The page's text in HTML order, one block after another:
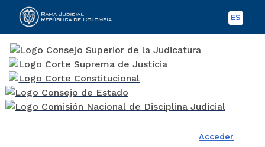
ES
Rama Judicial
Acceder